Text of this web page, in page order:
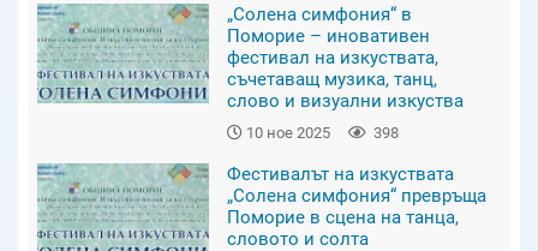
„Солена симфония“ в
Поморие – иновативен
фестивал на изкуствата,
съчетаващ музика, танц,
слово и визуални изкуства
10 ное 2025 398
Фестивалът на изкуствата
„Солена симфония“ превръща
Поморие в сцена на танца,
словото и солта